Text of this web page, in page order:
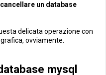
cancellare un database
delicata operazione con
ovviamente.
mysql